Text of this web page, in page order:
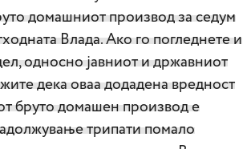
домашниот производ за седум
Влада. Ако го погледнете и
односно јавниот и државниот
дека оваа додадена вредност
бруто домашен производ е
трипати помало